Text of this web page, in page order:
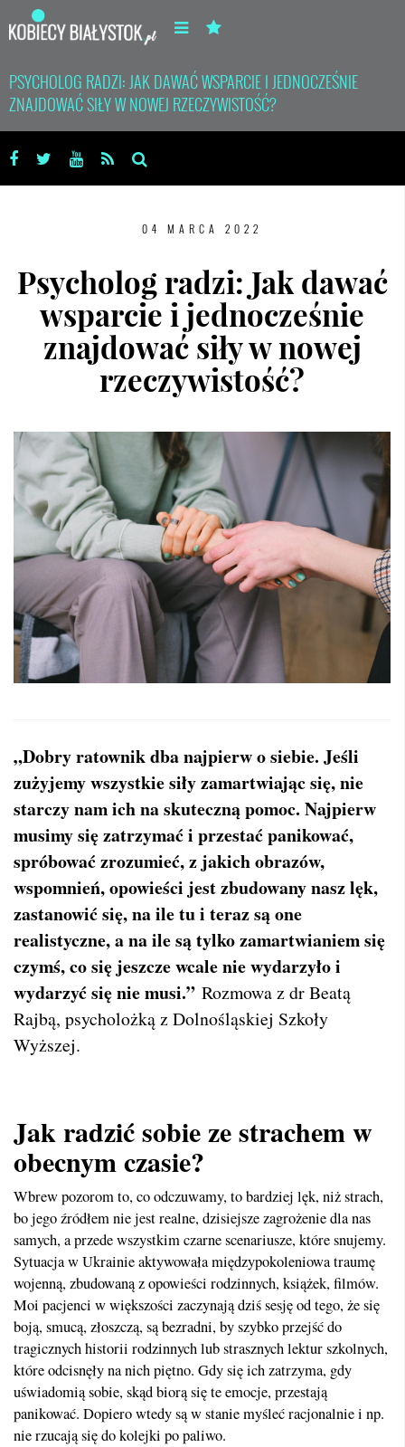
PSYCHOLOG RADZI: JAK DAWAĆ WSPARCIE I JEDNOCZEŚNIE
ZNAJDOWAĆ SIŁY W NOWEJ RZECZYWISTOŚĆ?
04 MARCA 2022
Psycholog radzi: Jak dawać
wsparcie i jednocześnie
znajdować siły w nowej
rzeczywistość?
„Dobry ratownik dba najpierw o siebie. Jeśli
zużyjemy wszystkie siły zamartwiając się, nie
starczy nam ich na skuteczną pomoc. Najpierw
musimy się zatrzymać i przestać panikować,
spróbować zrozumieć, z jakich obrazów,
wspomnień, opowieści jest zbudowany nasz lęk,
zastanowić się, na ile tu i teraz są one
realistyczne, a na ile są tylko zamartwianiem się
czymś, co się jeszcze wcale nie wydarzyło i
wydarzyć się nie musi.” Rozmowa z dr Beatą
Rajbą, psycholożką z Dolnośląskiej Szkoły
Wyższej.
Jak radzić sobie ze strachem w
obecnym czasie?
Wbrew pozorom to, co odczuwamy, to bardziej lęk, niż strach,
bo jego źródłem nie jest realne, dzisiejsze zagrożenie dla nas
samych, a przede wszystkim czarne scenariusze, które snujemy.
Sytuacja w Ukrainie aktywowała międzypokoleniowa traumę
wojenną, zbudowaną z opowieści rodzinnych, książek, filmów.
Moi pacjenci w większości zaczynają dziś sesję od tego, że się
boją, smucą, złoszczą, są bezradni, by szybko przejść do
tragicznych historii rodzinnych lub strasznych lektur szkolnych,
które odcisnęły na nich piętno. Gdy się ich zatrzyma, gdy
uświadomią sobie, skąd biorą się te emocje, przestają
panikować. Dopiero wtedy są w stanie myśleć racjonalnie i np.
nie rzucają się do kolejki po paliwo.